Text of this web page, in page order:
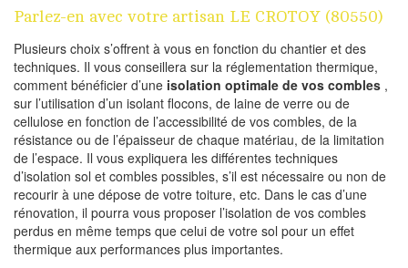
Parlez-en avec votre artisan LE CROTOY (80550)
Plusieurs choix s’offrent à vous en fonction du chantier et des
techniques. Il vous conseillera sur la réglementation thermique,
comment bénéficier d’une isolation optimale de vos combles ,
sur l’utilisation d’un isolant flocons, de laine de verre ou de
cellulose en fonction de l’accessibilité de vos combles, de la
résistance ou de l’épaisseur de chaque matériau, de la limitation
de l’espace. Il vous expliquera les différentes techniques
d’isolation sol et combles possibles, s’il est nécessaire ou non de
recourir à une dépose de votre toiture, etc. Dans le cas d’une
rénovation, il pourra vous proposer l’isolation de vos combles
perdus en même temps que celui de votre sol pour un effet
thermique aux performances plus importantes.